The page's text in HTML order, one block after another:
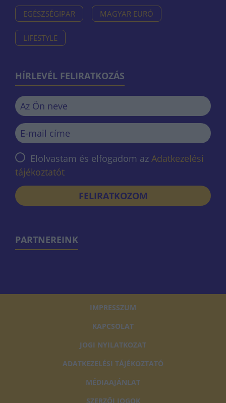
EGÉSZSÉGIPAR MAGYAR EURÓ
LIFESTYLE
HÍRLEVÉL FELIRATKOZÁS
Elolvastam és elfogadom az Adatkezelési
tájékoztatót
FELIRATKOZOM
PARTNEREINK
IMPRESSZUM
KAPCSOLAT
JOGI NYILATKOZAT
ADATKEZELÉSI TÁJÉKOZTATÓ
MÉDIAAJÁNLAT
SZERZŐI JOGOK